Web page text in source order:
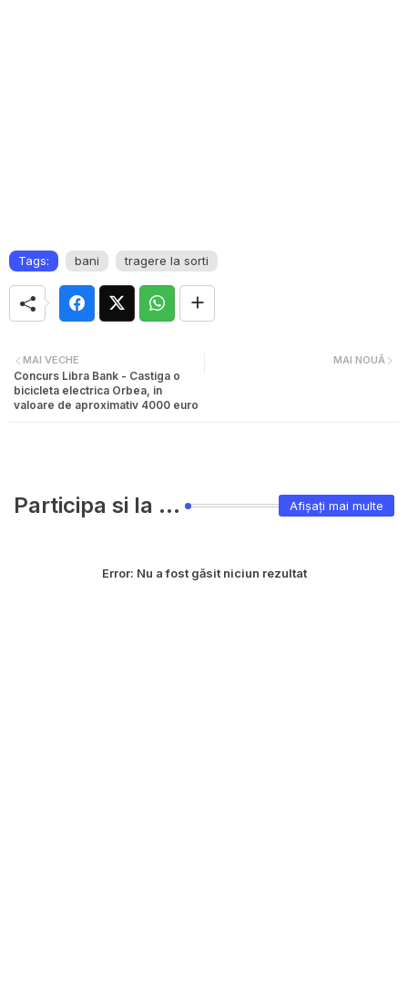
Tags: bani tragere la sorti
MAI NOUĂ
MAI VECHE
Concurs Libra Bank - Castiga o
bicicleta electrica Orbea, in
valoare de aproximativ 4000 euro
Participa si la ... Afișați mai multe
Error: Nu a fost găsit niciun rezultat